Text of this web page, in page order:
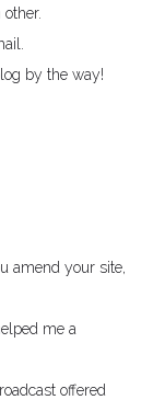
by the way!
amend your site,
me a
offered